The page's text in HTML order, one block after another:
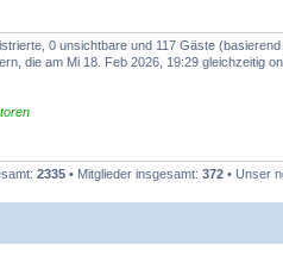
0 unsichtbare und 117 Gäste
die am Mi 18. Feb 2026, 19:29 gleichzeitig
2335 • Mitglieder insgesamt: 372 • Unser